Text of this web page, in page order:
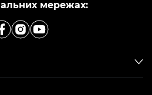
мережах: